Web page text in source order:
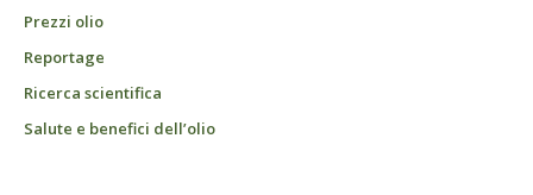
Prezzi olio
Reportage
Ricerca scientifica
Salute e benefici dell’olio